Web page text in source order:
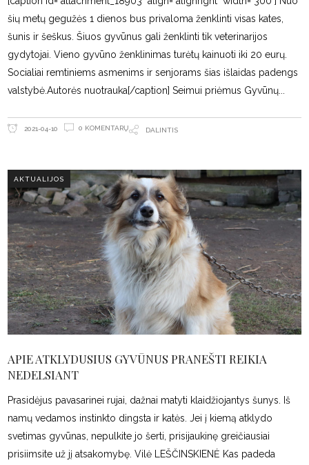
šių metų gegužės 1 dienos bus privaloma ženklinti visas kates,
šunis ir šeškus. Šiuos gyvūnus gali ženklinti tik veterinarijos
gydytojai. Vieno gyvūno ženklinimas turėtų kainuoti iki 20 eurų.
Socialiai remtiniems asmenims ir senjorams šias išlaidas padengs
valstybė.Autorės nuotrauka[/caption] Seimui priėmus Gyvūnų
2021-04-10 0 KOMENTARŲ DALINTIS
AKTUALIJOS
APIE ATKLYDUSIUS GYVŪNUS PRANEŠTI REIKIA
NEDELSIANT
Prasidėjus pavasarinei rujai, dažnai matyti klaidžiojantys šunys. Iš
namų vedamos instinkto dingsta ir katės. Jei į kiemą atklydo
svetimas gyvūnas, nepulkite jo šerti, prisijaukinę greičiausiai
prisiimsite už jį atsakomybę. Vilė LEŠČINSKIENĖ Kas padeda